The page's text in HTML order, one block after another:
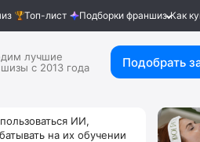
Топ-лист Подборки франшиз Как
лучшие
с 2013 года
Подобрать
ИИ,
на их обучении